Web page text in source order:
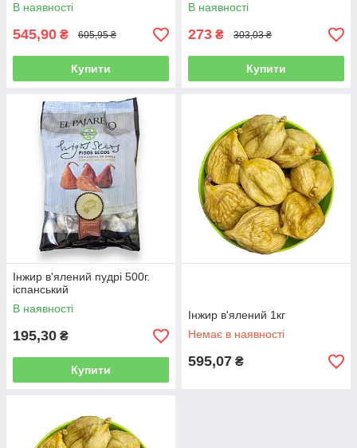
В наявності
545,90 ₴ 605,95 ₴
Купити
В наявності
273 ₴ 303,03 ₴
Купити
Інжир в'ялений пудрі 500г.
іспанський
В наявності
195,30 ₴
Купити
Інжир в'ялений 1кг
Немає в наявності
595,07 ₴